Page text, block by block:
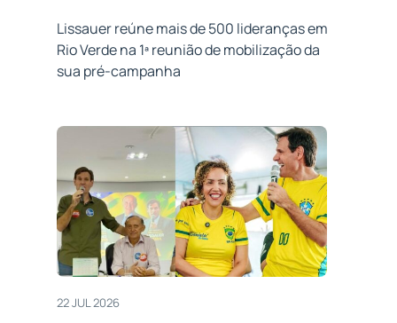
Lissauer reúne mais de 500 lideranças em
Rio Verde na 1ª reunião de mobilização da
sua pré-campanha
22 JUL 2026